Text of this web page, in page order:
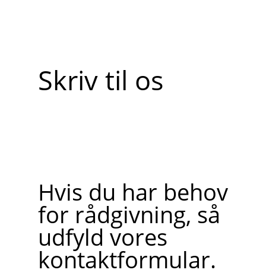
Skriv til os
Hvis du har behov
for rådgivning, så
udfyld vores
kontaktformular.